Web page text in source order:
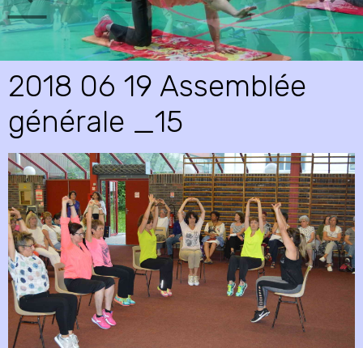
2018 06 19 Assemblée
générale _15